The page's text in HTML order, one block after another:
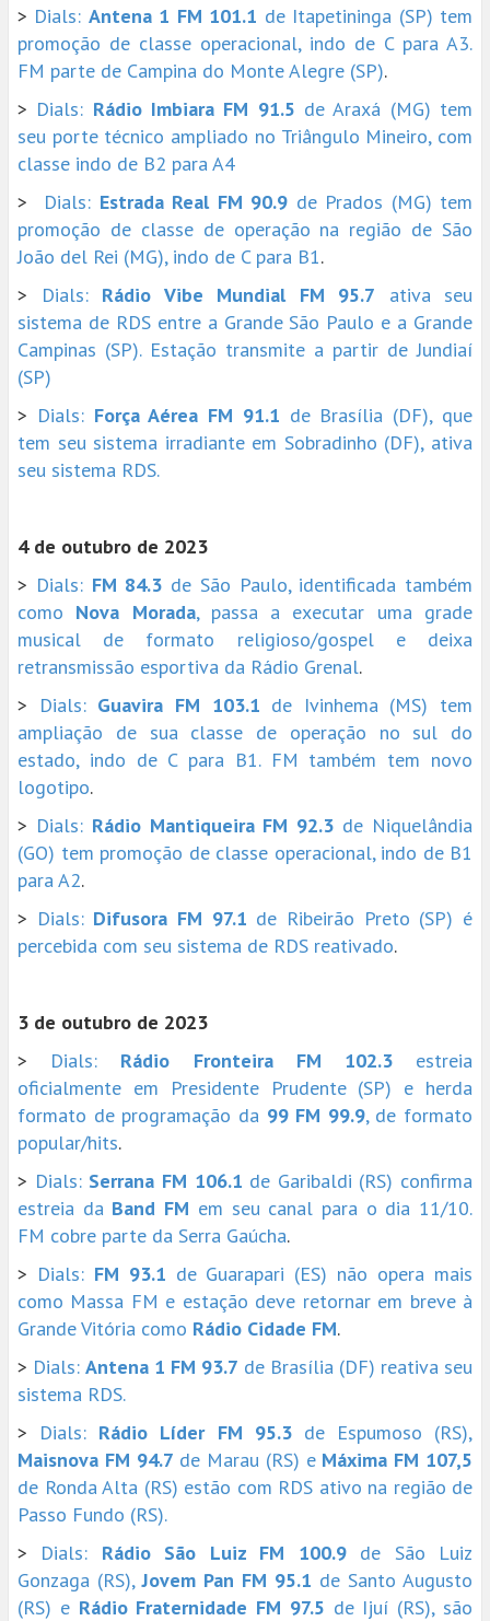
> Dials: Antena 1 FM 101.1 de Itapetininga (SP) tem
promoção de classe operacional, indo de C para A3.
FM parte de Campina do Monte Alegre (SP).
> Dials: Rádio Imbiara FM 91.5 de Araxá (MG) tem
seu porte técnico ampliado no Triângulo Mineiro, com
classe indo de B2 para A4
> Dials: Estrada Real FM 90.9 de Prados (MG) tem
promoção de classe de operação na região de São
João del Rei (MG), indo de C para B1.
>
Dials: Rádio Vibe Mundial FM 95.7 ativa seu
sistema de RDS entre a Grande São Paulo e a Grande
Campinas (SP). Estação transmite a partir de Jundiaí
(SP)
> Dials: Força Aérea FM 91.1 de Brasília (DF), que
tem seu sistema irradiante em Sobradinho (DF), ativa
seu sistema RDS.
4 de outubro de 2023
> Dials: FM 84.3 de São Paulo, identificada também
como Nova Morada, passa a executar uma grade
musical de formato religioso/gospel e deixa
retransmissão esportiva da Rádio Grenal.
>
Dials: Guavira FM 103.1 de Ivinhema (MS) tem
ampliação de sua classe de operação no sul do
estado, indo de C para B1. FM também tem novo
logotipo.
> Dials: Rádio Mantiqueira FM 92.3 de Niquelândia
(GO) tem promoção de classe operacional, indo de B1
para A2.
> Dials: Difusora FM 97.1 de Ribeirão Preto (SP) é
percebida com seu sistema de RDS reativado.
3 de outubro de 2023
> Dials: Rádio Fronteira FM 102.3estreia
oficialmente em Presidente Prudente (SP) e herda
formato de programação da 99 FM 99.9, de formato
popular/hits.
> Dials: Serrana FM 106.1 de Garibaldi (RS) confirma
estreia da Band FM em seu canal para o dia 11/10.
FM cobre parte da Serra Gaúcha.
> Dials: FM 93.1 de Guarapari (ES) não opera mais
como Massa FM e estação deve retornar em breve à
Grande Vitória como Rádio Cidade FM.
> Dials: Antena 1 FM 93.7 de Brasília (DF) reativa seu
sistema RDS.
> Dials: Rádio Líder FM 95.3de Espumoso (RS),
Maisnova FM 94.7 de Marau (RS) e Máxima FM 107,5
de Ronda Alta (RS) estão com RDS ativo na região de
Passo Fundo (RS).
> Dials: Rádio São Luiz FM 100.9de São Luiz
Gonzaga (RS),Jovem Pan FM 95.1 de Santo Augusto
(RS) e Rádio Fraternidade FM 97.5 de Ijuí (RS), são